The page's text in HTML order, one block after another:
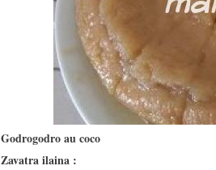
Godrogodro au coco​
Zavatra ilaina :